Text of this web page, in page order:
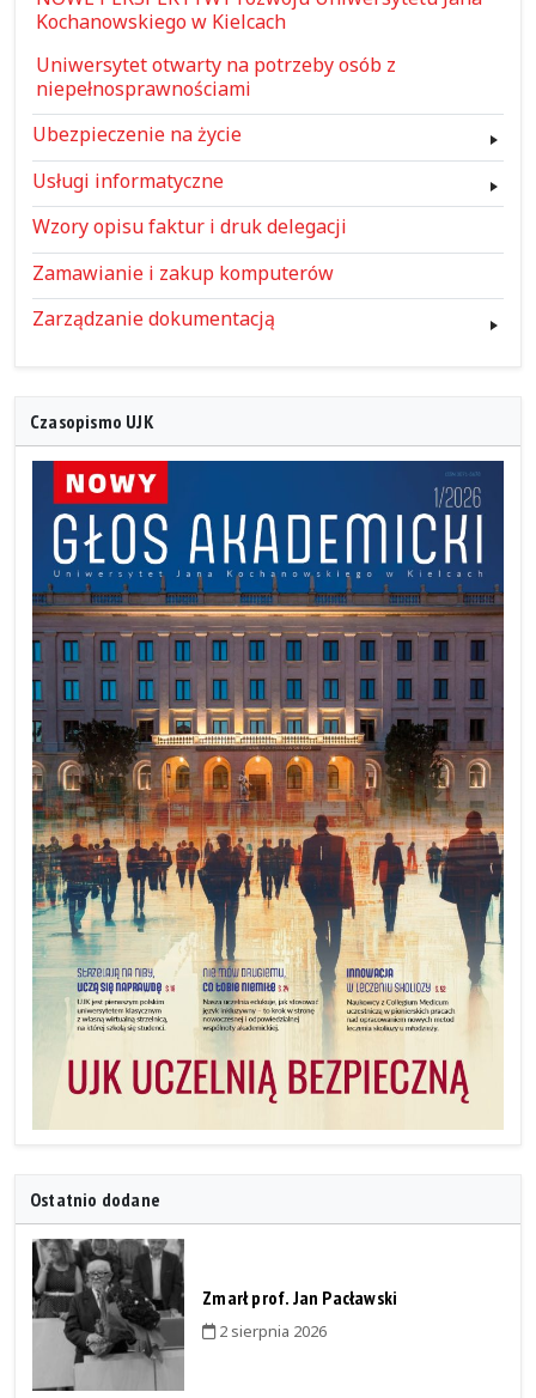
Kochanowskiego w Kielcach
Uniwersytet otwarty na potrzeby osób z
niepełnosprawnościami
Ubezpieczenie na życie
Usługi informatyczne
Wzory opisu faktur i druk delegacji
Zamawianie i zakup komputerów
Zarządzanie dokumentacją
Czasopismo UJK
Ostatnio dodane
Zmarł prof. Jan Pacławski
2 sierpnia 2026